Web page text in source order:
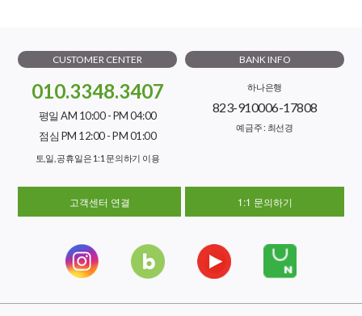
CUSTOMER CENTER
010.3348.3407
평일 AM 10:00 - PM 04:00
점심 PM 12:00 - PM 01:00
토,일, 공휴일은 1:1 문의하기 이용
BANK INFO
하나은행
823-910006-17808
예금주 : 최선경
고객센터 연결 1:1 문의하기